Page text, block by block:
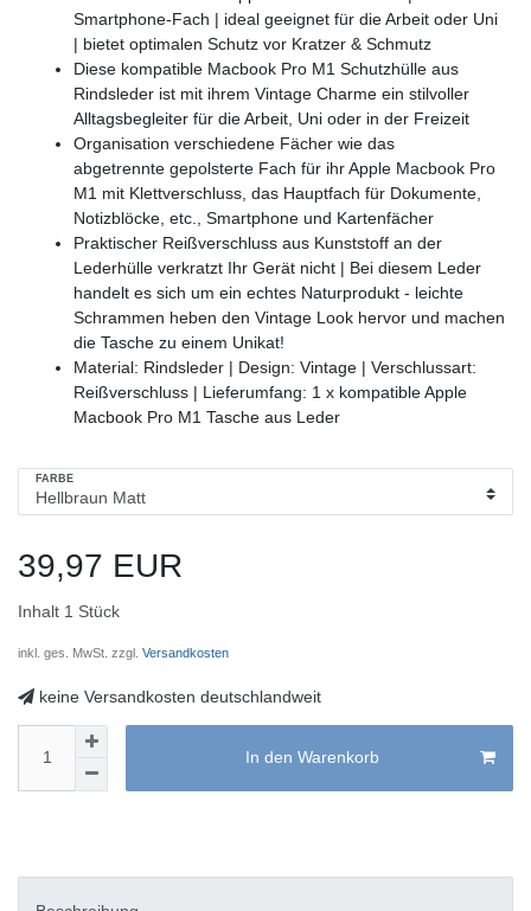
Smartphone-Fach | ideal geeignet für die Arbeit oder Uni
| bietet optimalen Schutz vor Kratzer & Schmutz
Diese kompatible Macbook Pro M1 Schutzhülle aus
Rindsleder ist mit ihrem Vintage Charme ein stilvoller
Alltagsbegleiter für die Arbeit, Uni oder in der Freizeit
Organisation verschiedene Fächer wie das
abgetrennte gepolsterte Fach für ihr Apple Macbook Pro
M1 mit Klettverschluss, das Hauptfach für Dokumente,
Notizblöcke, etc., Smartphone und Kartenfächer
Praktischer Reißverschluss aus Kunststoff an der
Lederhülle verkratzt Ihr Gerät nicht | Bei diesem Leder
handelt es sich um ein echtes Naturprodukt - leichte
Schrammen heben den Vintage Look hervor und machen
die Tasche zu einem Unikat!
Material: Rindsleder | Design: Vintage | Verschlussart:
Reißverschluss | Lieferumfang: 1 x kompatible Apple
Macbook Pro M1 Tasche aus Leder
FARBE
39,97 EUR
Inhalt 1 Stück
inkl. ges. MwSt. zzgl. Versandkosten
keine Versandkosten deutschlandweit
In den Warenkorb